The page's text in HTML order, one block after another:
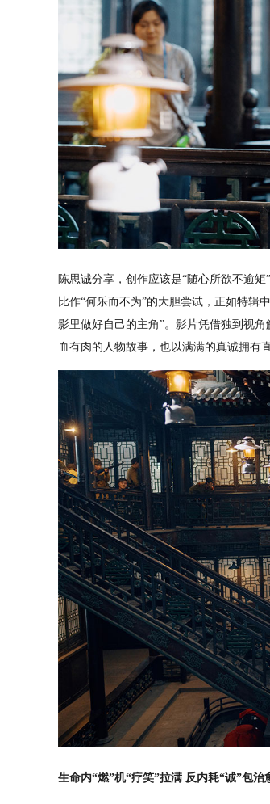
陈思诚分享，创作应该是“随心所欲不逾
比作“何乐而不为”的大胆尝试，正如特辑
影里做好自己的主角”。影片凭借独到视
血有肉的人物故事，也以满满的真诚拥有
生命内“燃”机“疗笑”拉满 反内耗“诚”包治